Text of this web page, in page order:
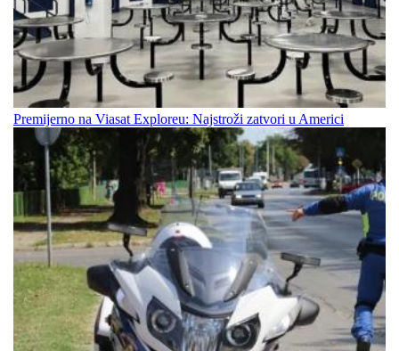
Premijerno na Viasat Exploreu: Najstroži zatvori u Americi